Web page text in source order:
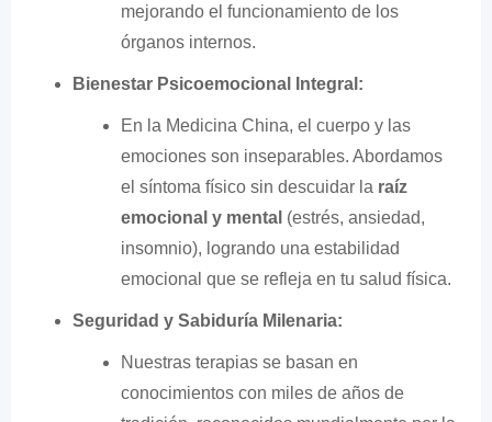
mejorando el funcionamiento de los
órganos internos.
Bienestar Psicoemocional Integral:
En la Medicina China, el cuerpo y las
emociones son inseparables. Abordamos
el síntoma físico sin descuidar la raíz
emocional y mental (estrés, ansiedad,
insomnio), logrando una estabilidad
emocional que se refleja en tu salud física.
Seguridad y Sabiduría Milenaria:
Nuestras terapias se basan en
conocimientos con miles de años de